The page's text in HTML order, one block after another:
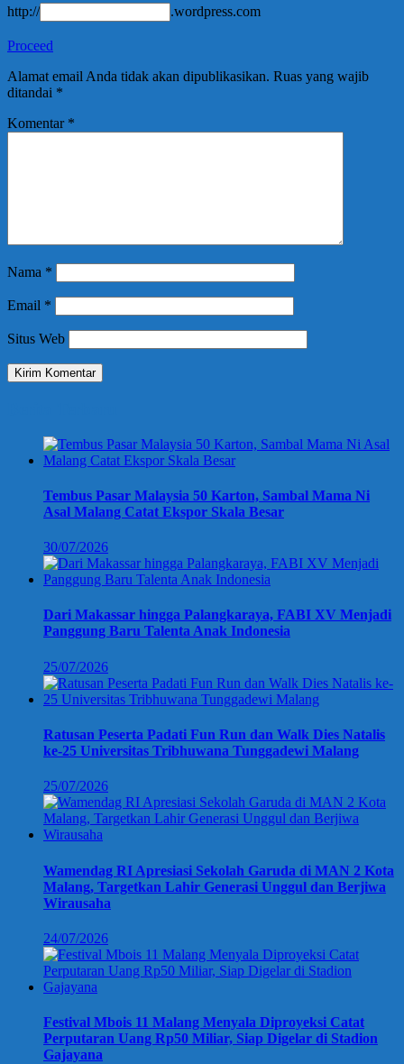
http:// .wordpress.com
Proceed
Alamat email Anda tidak akan dipublikasikan. Ruas yang wajib
ditandai *
Komentar *
Nama *
Email *
Situs Web
Tembus Pasar Malaysia 50 Karton, Sambal Mama Ni
Asal Malang Catat Ekspor Skala Besar
30/07/2026
Dari Makassar hingga Palangkaraya, FABI XV Menjadi
Panggung Baru Talenta Anak Indonesia
25/07/2026
Ratusan Peserta Padati Fun Run dan Walk Dies Natalis
ke-25 Universitas Tribhuwana Tunggadewi Malang
25/07/2026
Wamendag RI Apresiasi Sekolah Garuda di MAN 2 Kota
Malang, Targetkan Lahir Generasi Unggul dan Berjiwa
Wirausaha
24/07/2026
Festival Mbois 11 Malang Menyala Diproyeksi Catat
Perputaran Uang Rp50 Miliar, Siap Digelar di Stadion
Gajayana